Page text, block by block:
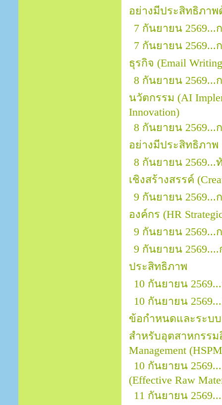
อย่างมีประสิทธิภาพ
7 กันยายน 2569...
7 กันยายน 2569...
ธุรกิจ (Email
8 กันยายน 2569...
นวัตกรรม (AI
Innovation)
8 กันยายน
อย่างมีประสิทธิภาพ
8 กันยายน
เชิงสร้างสรรค์
9 กันยายน
องค์กร (HR
9 กันยายน
9 กันยายน
ประสิทธิภาพ
10 กันยายน
10 กันยายน
ข้อกำหนดและระบบ
สำหรับอุตสาหกรรมอิ
Management
10 กันยายน
(Effective Raw
11 กันยายน